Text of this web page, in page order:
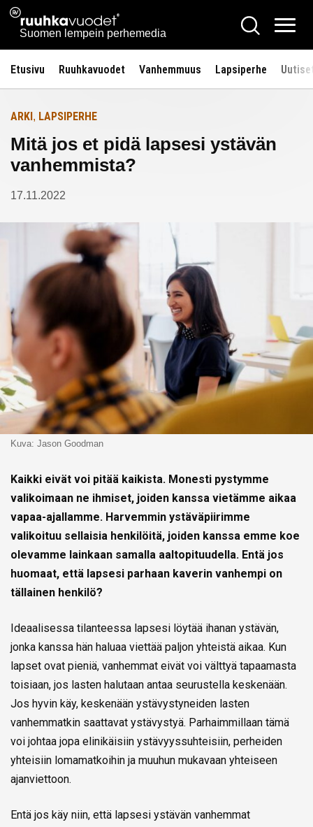
Siirry
sisältöön
Ruuhkavuodet.fi
Suomen lempein perhemedia
Hae
Etusivu Ruuhkavuodet Vanhemmuus Lapsiperhe
Etusivulle
ARKI , LAPSIPERHE
Mitä jos et pidä lapsesi ystävän
vanhemmista?
17.11.2022
Kuva: Jason Goodman
Kaikki eivät voi pitää kaikista. Monesti pystymme
valikoimaan ne ihmiset, joiden kanssa vietämme aikaa
vapaa-ajallamme. Harvemmin ystäväpiirimme
valikoituu sellaisia henkilöitä, joiden kanssa emme koe
olevamme lainkaan samalla aaltopituudella. Entä jos
huomaat, että lapsesi parhaan kaverin vanhempi on
tällainen henkilö?
Ideaalisessa tilanteessa lapsesi löytää ihanan ystävän,
jonka kanssa hän haluaa viettää paljon yhteistä aikaa. Kun
lapset ovat pieniä, vanhemmat eivät voi välttyä tapaamasta
toisiaan, jos lasten halutaan antaa seurustella keskenään.
Jos hyvin käy, keskenään ystävystyneiden lasten
vanhemmatkin saattavat ystävystyä. Parhaimmillaan tämä
voi johtaa jopa elinikäisiin ystävyyssuhteisiin, perheiden
yhteisiin lomamatkoihin ja muuhun mukavaan yhteiseen
ajanviettoon.
Entä jos käy niin, että lapsesi ystävän vanhemmat